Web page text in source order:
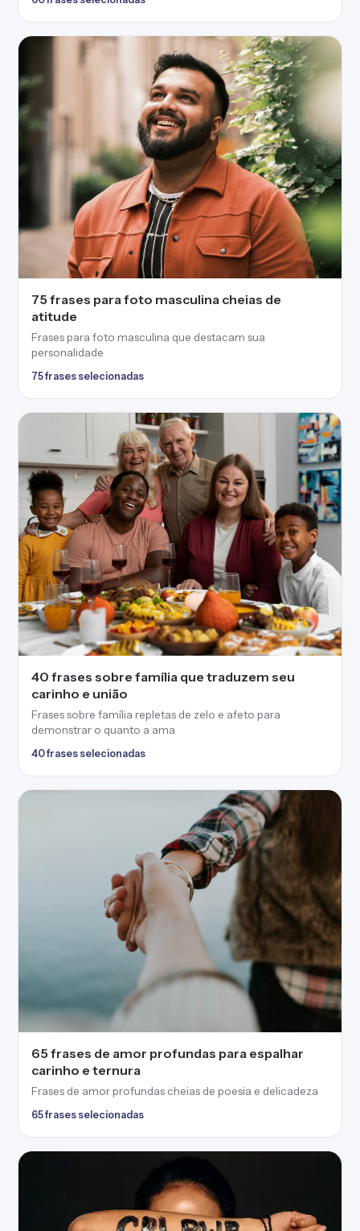
75 frases para foto masculina cheias de
atitude
Frases para foto masculina que destacam sua
personalidade
75 frases selecionadas
40 frases sobre família que traduzem seu
carinho e união
Frases sobre família repletas de zelo e afeto para
demonstrar o quanto a ama
40 frases selecionadas
65 frases de amor profundas para espalhar
carinho e ternura
Frases de amor profundas cheias de poesia e delicadeza
65 frases selecionadas